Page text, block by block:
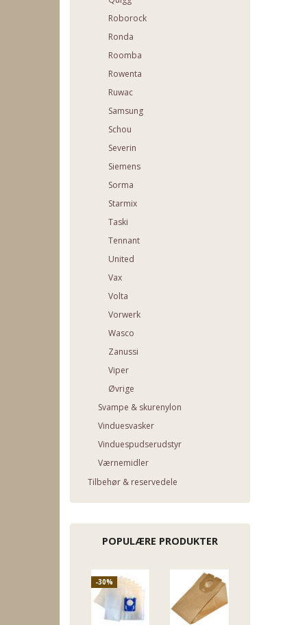
Roborock
Ronda
Roomba
Rowenta
Ruwac
Samsung
Schou
Severin
Siemens
Sorma
Starmix
Taski
Tennant
United
Vax
Volta
Vorwerk
Wasco
Zanussi
Viper
Øvrige
Svampe & skurenylon
Vinduesvasker
Vinduespudserudstyr
Værnemidler
Tilbehør & reservedele
POPULÆRE PRODUKTER
-30%